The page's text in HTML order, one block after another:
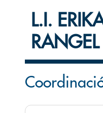
L.I.
RANGEL